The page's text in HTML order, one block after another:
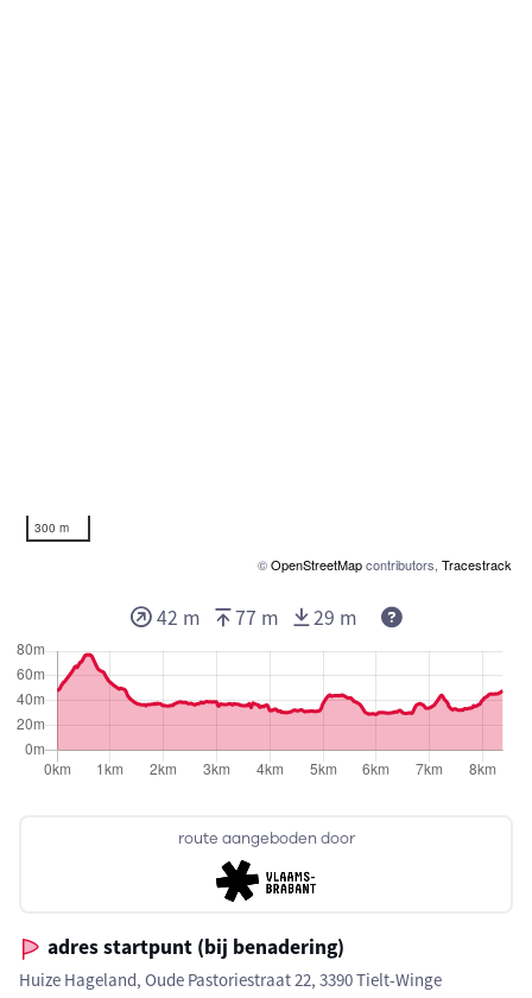
300 m
©OpenStreetMapcontributors, Tracestrack
route aangeboden door
adres startpunt (bij benadering)
Huize Hageland, Oude Pastoriestraat 22, 3390 Tielt-Winge
42 m 77 m 29 m